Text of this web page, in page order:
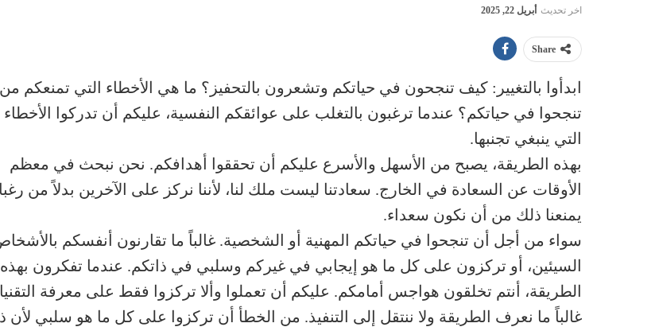
اخر تحديث أبريل 22, 2025
Share
ابدأوا بالتغيير: كيف تنجحون في حياتكم وتشعرون بالتحفيز؟ ما هي الأخطاء التي تمنعكم
تنجحوا في حياتكم؟ عندما ترغبون بالتغلب على عوائقكم النفسية، عليكم أن تدركوا الأخطاء
التي ينبغي تجنبها.
بهذه الطريقة، يصبح من الأسهل والأسرع عليكم أن تحققوا أهدافكم. نحن نبحث في معظم
الأوقات عن السعادة في الخارج. سعادتنا ليست ملك لنا، لأننا نركز على الآخرين بدلاً من
يمنعنا ذلك من أن نكون سعداء.
سواء من أجل أن تنجحوا في حياتكم المهنية أو الشخصية. غالباً ما تقارنون أنفسكم
السيئين، أو تركزون على كل ما هو إيجابي في غيركم وسلبي في ذاتكم. عندما تفكرون بهذه
الطريقة، أنتم تخلقون هواجس أمامكم. عليكم أن تعملوا وألا تركزوا فقط على معرفة
غالباً ما نعرف الطريقة ولا ننتقل إلى التنفيذ. من الخطأ أن تركزوا على كل ما هو سلبي لأن